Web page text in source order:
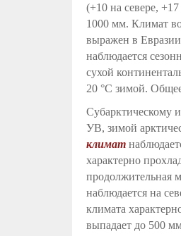
(+10 на севере,
1000 мм. Климат
выражен в
наблюдается
сухой
20 °С зимой. Общее
Субарктическому
УВ, зимой
климат
характерно
продолжительная
наблюдается на
климата
выпадает до 500